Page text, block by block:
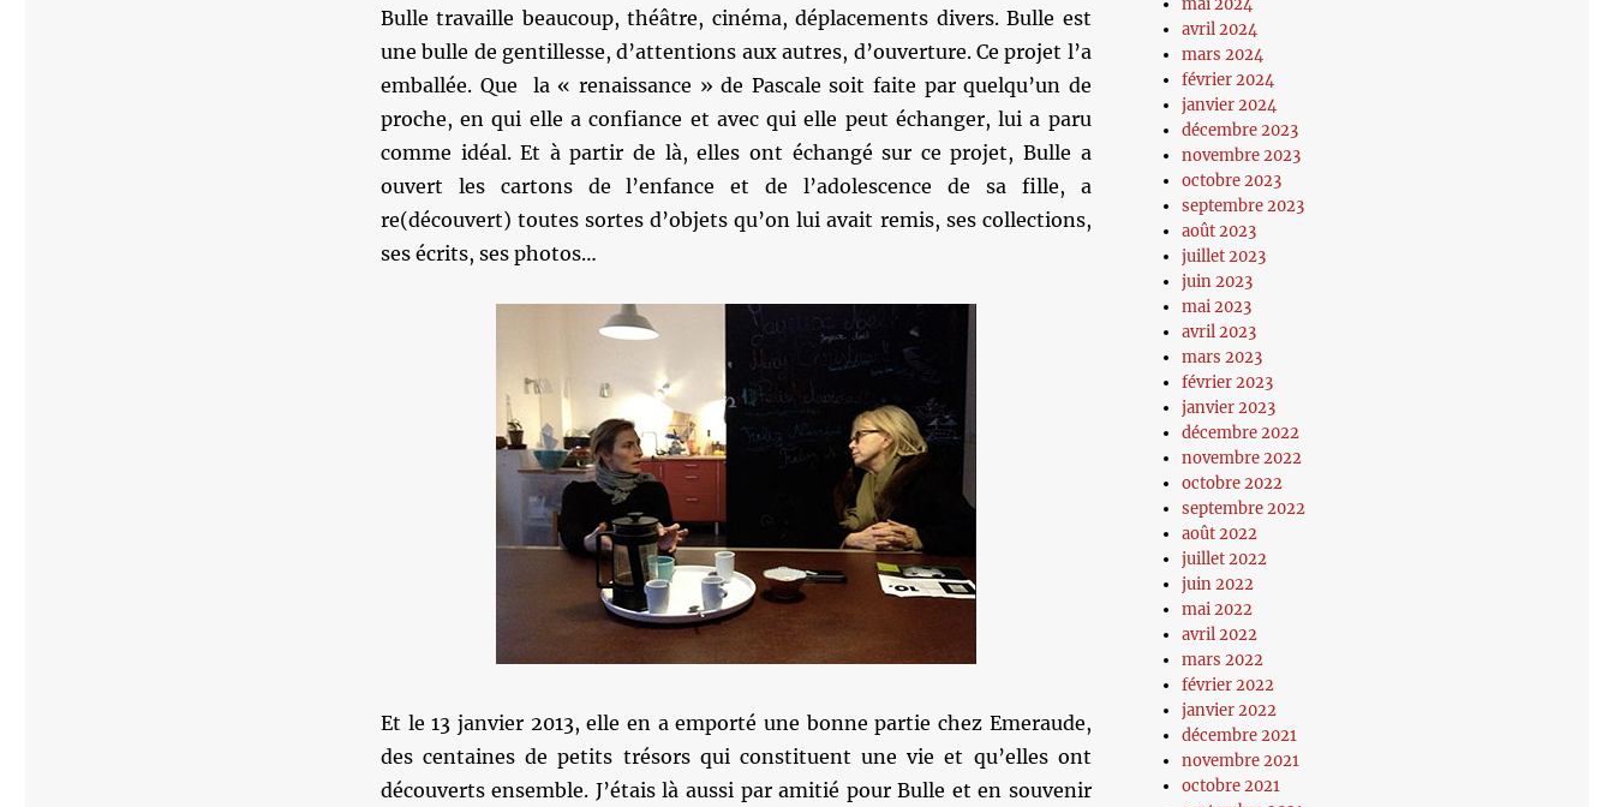
Bulle travaille beaucoup, théâtre, cinéma, déplacements divers. Bulle est
une bulle de gentillesse, d’attentions aux autres, d’ouverture. Ce projet l’a
emballée. Que la « renaissance » de Pascale soit faite par quelqu’un de
proche, en qui elle a confiance et avec qui elle peut échanger, lui a paru
comme idéal. Et à partir de là, elles ont échangé sur ce projet, Bulle a
ouvert les cartons de l’enfance et de l’adolescence de sa fille, a
re(découvert) toutes sortes d’objets qu’on lui avait remis, ses collections,
ses écrits, ses photos…
Et le 13 janvier 2013, elle en a emporté une bonne partie chez Emeraude,
des centaines de petits trésors qui constituent une vie et qu’elles ont
découverts ensemble. J’étais là aussi par amitié pour Bulle et en souvenir
mai 2024
avril 2024
mars 2024
février 2024
janvier 2024
décembre 2023
novembre 2023
octobre 2023
septembre 2023
août 2023
juillet 2023
juin 2023
mai 2023
avril 2023
mars 2023
février 2023
janvier 2023
décembre 2022
novembre 2022
octobre 2022
septembre 2022
août 2022
juillet 2022
juin 2022
mai 2022
avril 2022
mars 2022
février 2022
janvier 2022
décembre 2021
novembre 2021
octobre 2021